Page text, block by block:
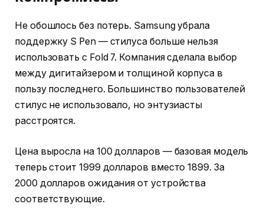
Не обошлось без потерь. Samsung убрала
поддержку S Pen — стилуса больше нельзя
использовать с Fold 7. Компания сделала выбор
между дигитайзером и толщиной корпуса в
пользу последнего. Большинство пользователей
стилус не использовало, но энтузиасты
расстроятся.
Цена выросла на 100 долларов — базовая модель
теперь стоит 1999 долларов вместо 1899. За
2000 долларов ожидания от устройства
соответствующие.